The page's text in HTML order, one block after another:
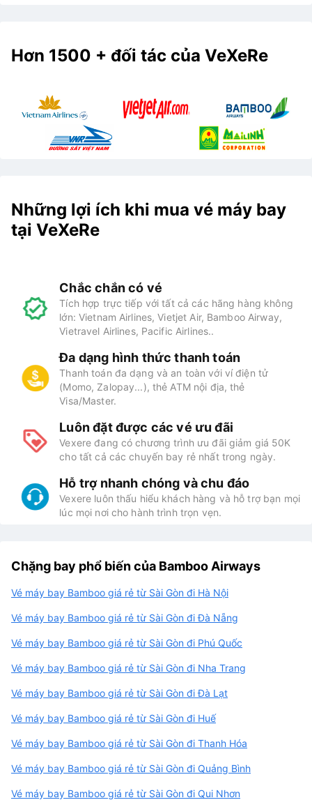
Hơn 1500 + đối tác của VeXeRe
Những lợi ích khi mua vé máy bay
tại VeXeRe
Chắc chắn có vé
Tích hợp trực tiếp với tất cả các hãng hàng không
lớn: Vietnam Airlines, Vietjet Air, Bamboo Airway,
Vietravel Airlines, Pacific Airlines..
Đa dạng hình thức thanh toán
Thanh toán đa dạng và an toàn với ví điện tử
(Momo, Zalopay...), thẻ ATM nội địa, thẻ
Visa/Master.
Luôn đặt được các vé ưu đãi
Vexere đang có chương trình ưu đãi giảm giá 50K
cho tất cả các chuyến bay rẻ nhất trong ngày.
Hỗ trợ nhanh chóng và chu đáo
Vexere luôn thấu hiểu khách hàng và hỗ trợ bạn mọi
lúc mọi nơi cho hành trình trọn vẹn.
Chặng bay phổ biến của Bamboo Airways
Vé máy bay Bamboo giá rẻ từ Sài Gòn đi Hà Nội
Vé máy bay Bamboo giá rẻ từ Sài Gòn đi Đà Nẵng
Vé máy bay Bamboo giá rẻ từ Sài Gòn đi Phú Quốc
Vé máy bay Bamboo giá rẻ từ Sài Gòn đi Nha Trang
Vé máy bay Bamboo giá rẻ từ Sài Gòn đi Đà Lạt
Vé máy bay Bamboo giá rẻ từ Sài Gòn đi Huế
Vé máy bay Bamboo giá rẻ từ Sài Gòn đi Thanh Hóa
Vé máy bay Bamboo giá rẻ từ Sài Gòn đi Quảng Bình
Vé máy bay Bamboo giá rẻ từ Sài Gòn đi Qui Nhơn